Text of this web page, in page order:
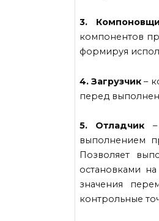
3.
компонентов
формируя
4. Загрузчик –
перед
5. Отладчик –
выполнением
Позволяет
остановками
значения
контрольные